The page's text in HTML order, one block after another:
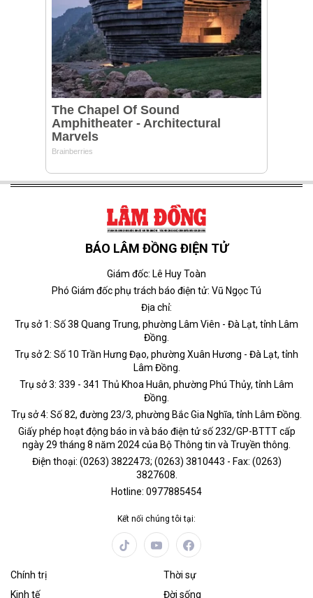
BÁO LÂM ĐỒNG ĐIỆN TỬ
Giám đốc: Lê Huy Toàn
Phó Giám đốc phụ trách báo điện tử: Vũ Ngọc Tú
Địa chỉ:
Trụ sở 1: Số 38 Quang Trung, phường Lâm Viên - Đà Lạt, tỉnh Lâm
Đồng.
Trụ sở 2: Số 10 Trần Hưng Đạo, phường Xuân Hương - Đà Lạt, tỉnh
Lâm Đồng.
Trụ sở 3: 339 - 341 Thủ Khoa Huân, phường Phú Thủy, tỉnh Lâm
Đồng.
Trụ sở 4: Số 82, đường 23/3, phường Bắc Gia Nghĩa, tỉnh Lâm Đồng.
Giấy phép hoạt động báo in và báo điện tử số 232/GP-BTTT cấp
ngày 29 tháng 8 năm 2024 của Bộ Thông tin và Truyền thông.
Điện thoại: (0263) 3822473; (0263) 3810443 - Fax: (0263)
3827608.
Hotline: 0977885454
Kết nối chúng tôi tại:
Chính trị
Thời sự
Kinh tế
Đời sống